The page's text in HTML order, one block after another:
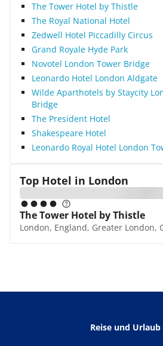
The Tower Hotel by Thistle
The Royal National Hotel
Zedwell Hotel Piccadilly Circus
Grand Royale Hyde Park
Novotel London Tower Bridge
Leonardo Hotel London Aldgate
Wilde Aparthotels by Staycity
Bridge
The President Hotel
Shakespeare Hotel
Leonardo Royal Hotel London
Top Hotel in London
The Tower Hotel by Thistle
London, England, Greater London,
Reise und Urlaub